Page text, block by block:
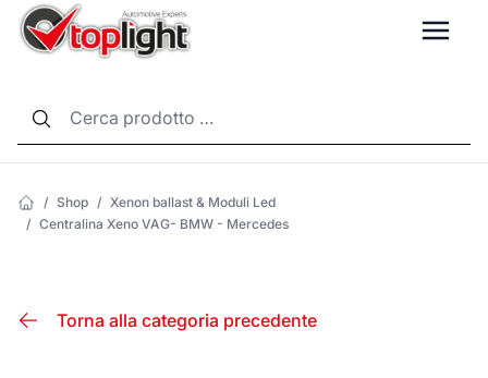
/ Shop / Xenon ballast & Moduli Led
/ Centralina Xeno VAG- BMW - Mercedes
Torna alla categoria precedente